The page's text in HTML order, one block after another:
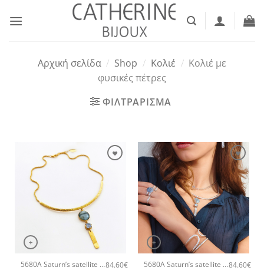
στο
Αρχική σελίδα / Shop / Κολιέ / Κολιέ με
φυσικές πέτρες
ΦΙΛΤΡΑΡΙΣΜΑ
+
5680A Saturn’s satellite stone χειροποίητο κολιέ Catherine bijoux Χρυσό84.60€
+
5680A Saturn’s satellite stone χειροποίητο κολιέ Catherine bijoux Ασημί84.60€